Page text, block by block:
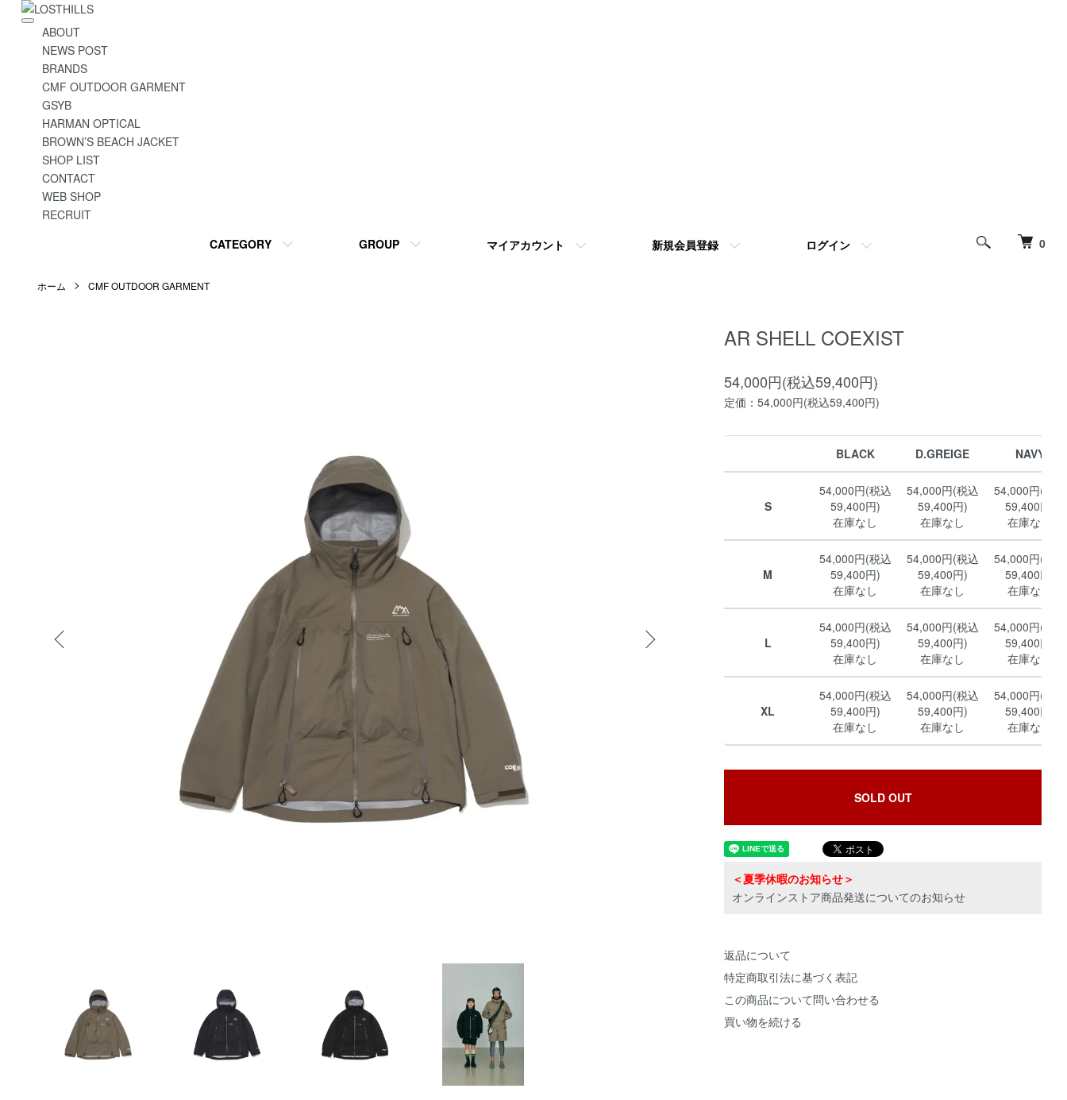
ABOUT
NEWS POST
BRANDS
CMF OUTDOOR GARMENT
GSYB
HARMAN OPTICAL
BROWN’S BEACH JACKET
SHOP LIST
CONTACT
WEB SHOP
RECRUIT
0
CATEGORY GROUP マイアカウント 新規会員登録 ログイン
ホーム CMF OUTDOOR GARMENT
AR SHELL COEXIST
54,000円(税込59,400円)
定価：54,000円(税込59,400円)
BLACK D.GREIGE NAVY
S
54,000円(税込
59,400円)
在庫なし
54,000円(税込
59,400円)
在庫なし
54,000円(税込
59,400円)
在庫なし
M
54,000円(税込
59,400円)
在庫なし
54,000円(税込
59,400円)
在庫なし
54,000円(税込
59,400円)
在庫なし
L
54,000円(税込
59,400円)
在庫なし
54,000円(税込
59,400円)
在庫なし
54,000円(税込
59,400円)
在庫なし
XL
54,000円(税込
59,400円)
在庫なし
54,000円(税込
59,400円)
在庫なし
54,000円(税込
59,400円)
在庫なし
SOLD OUT
＜夏季休暇のお知らせ＞
オンラインストア商品発送についてのお知らせ
返品について
特定商取引法に基づく表記
この商品について問い合わせる
買い物を続ける